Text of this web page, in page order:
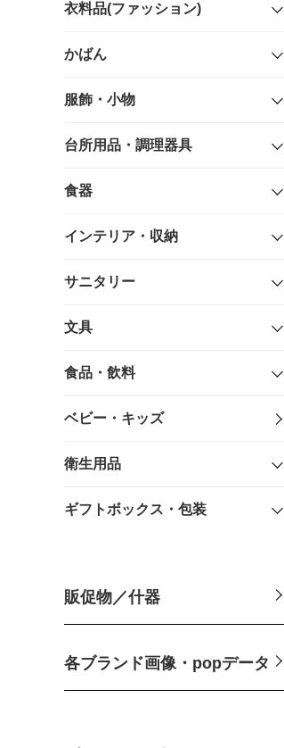
衣料品(ファッション)
かばん
服飾・小物
台所用品・調理器具
食器
インテリア・収納
サニタリー
文具
食品・飲料
ベビー・キッズ
衛生用品
ギフトボックス・包装
販促物／什器
各ブランド画像・popデータ